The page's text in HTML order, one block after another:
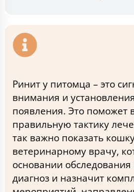
Ринит у питомца – это
внимания и
появления. Это поможет
правильную тактику
так важно показать
ветеринарному врачу,
основании обследования
диагноз и назначит